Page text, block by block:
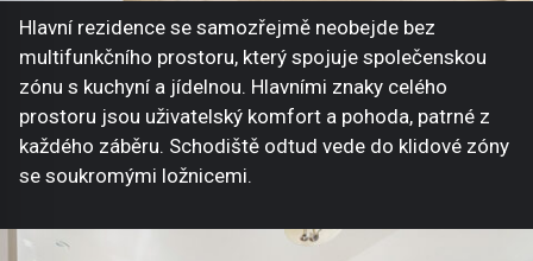
Hlavní rezidence se samozřejmě neobejde bez
multifunkčního prostoru, který spojuje společenskou
zónu s kuchyní a jídelnou. Hlavními znaky celého
prostoru jsou uživatelský komfort a pohoda, patrné z
každého záběru. Schodiště odtud vede do klidové zóny
se soukromými ložnicemi.